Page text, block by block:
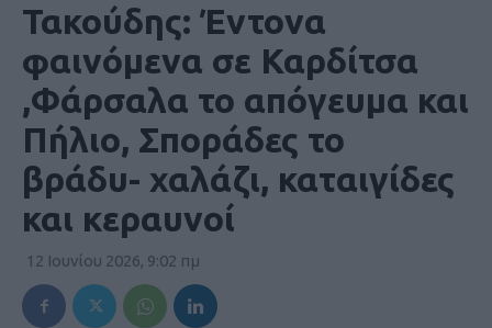
Τακούδης: Έντονα
φαινόμενα σε Καρδίτσα
,Φάρσαλα το απόγευμα και
Πήλιο, Σποράδες το
βράδυ- χαλάζι, καταιγίδες
και κεραυνοί
12 Ιουνίου 2026, 9:02 πμ